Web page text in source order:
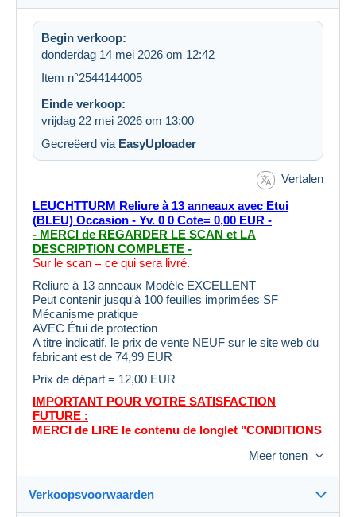
Begin verkoop:
donderdag 14 mei 2026 om 12:42
Item n°2544144005
Einde verkoop:
vrijdag 22 mei 2026 om 13:00
Gecreëerd via EasyUploader
Vertalen
LEUCHTTURM Reliure à 13 anneaux avec Etui
(BLEU) Occasion - Yv. 0 0 Cote= 0,00 EUR -
- MERCI de REGARDER LE SCAN et LA
DESCRIPTION COMPLETE -
Sur le scan = ce qui sera livré.
Reliure à 13 anneaux Modèle EXCELLENT
Peut contenir jusqu'à 100 feuilles imprimées SF
Mécanisme pratique
AVEC Étui de protection
A titre indicatif, le prix de vente NEUF sur le site web du
fabricant est de 74,99 EUR
Prix de départ = 12,00 EUR
IMPORTANT POUR VOTRE SATISFACTION
FUTURE :
MERCI de LIRE le contenu de longlet "CONDITIONS
Regardez le nombre dévaluations 0%, 25% et 50% de vos
vendeurs : un trop grand nombre dévaluations négatives est
Meer tonen
Verkoopsvoorwaarden